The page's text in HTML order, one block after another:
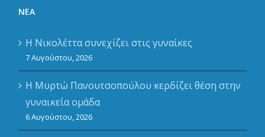
ΝΈΑ
Η Νικολέττα συνεχίζει στις γυναίκες
7 Αυγούστου, 2026
Η Μυρτώ Πανουτσοπούλου κερδίζει θέση στην
γυναικεία ομάδα
6 Αυγούστου, 2026